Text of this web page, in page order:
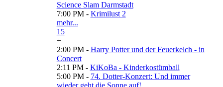
Science Slam Darmstadt
7:00 PM - Krimilust 2
mehr...
15
+
2:00 PM - Harry Potter und der Feuerkelch - in
Concert
2:11 PM - KiKoBa - Kinderkostümball
5:00 PM - 74. Dotter-Konzert: Und immer